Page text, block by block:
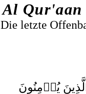
Al Qur'aan
Die letzte
يُؤۡمِنُونَ